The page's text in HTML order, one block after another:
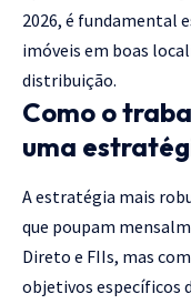
2026, é fundamental
imóveis em boas
distribuição.
Como o
uma
A estratégia mais
que poupam
Direto e FIIs, mas
objetivos específicos